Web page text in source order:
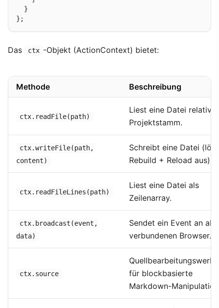
  }
Das ctx -Objekt (ActionContext) bietet:
Methode Beschreibung
ctx.readFile(path)
Liest eine Datei relativ
Projektstamm.
ctx.writeFile(path,
content)
Schreibt eine Datei (löst
Rebuild + Reload aus).
ctx.readFileLines(path)
Liest eine Datei als
Zeilenarray.
ctx.broadcast(event,
data)
Sendet ein Event an alle
verbundenen Browser.
ctx.source
für blockbasierte
Markdown-